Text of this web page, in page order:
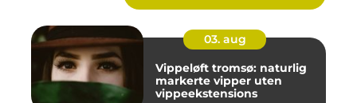
03. aug
Vippeløft tromsø: naturlig
markerte vipper uten
vippeekstensions